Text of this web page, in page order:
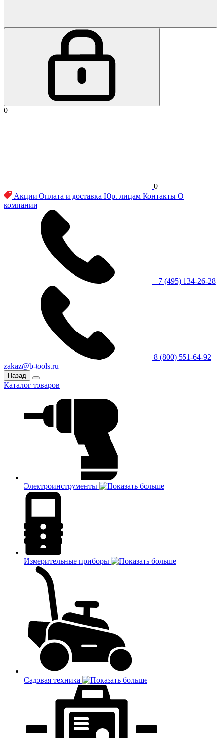
0
0
Акции Оплата и доставка Юр. лицам Контакты О
компании
+7 (495) 134-26-28
8 (800) 551-64-92
zakaz@b-tools.ru
Назад
Каталог товаров
Электроинструменты
Измерительные приборы
Садовая техника